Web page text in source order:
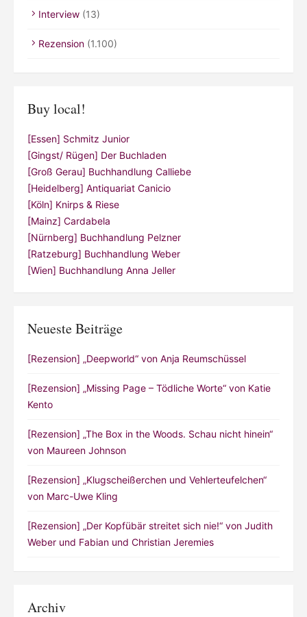
Interview (13)
Rezension (1.100)
Buy local!
[Essen] Schmitz Junior
[Gingst/ Rügen] Der Buchladen
[Groß Gerau] Buchhandlung Calliebe
[Heidelberg] Antiquariat Canicio
[Köln] Knirps & Riese
[Mainz] Cardabela
[Nürnberg] Buchhandlung Pelzner
[Ratzeburg] Buchhandlung Weber
[Wien] Buchhandlung Anna Jeller
Neueste Beiträge
[Rezension] „Deepworld“ von Anja Reumschüssel
[Rezension] „Missing Page – Tödliche Worte“ von Katie
Kento
[Rezension] „The Box in the Woods. Schau nicht hinein“
von Maureen Johnson
[Rezension] „Klugscheißerchen und Vehlerteufelchen“
von Marc-Uwe Kling
[Rezension] „Der Kopfübär streitet sich nie!“ von Judith
Weber und Fabian und Christian Jeremies
Archiv